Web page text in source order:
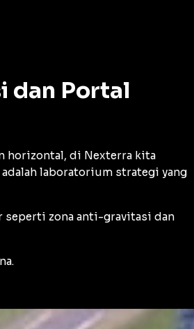
dan Portal
horizontal, di Nexterra kita
laboratorium strategi yang
seperti zona anti-gravitasi dan